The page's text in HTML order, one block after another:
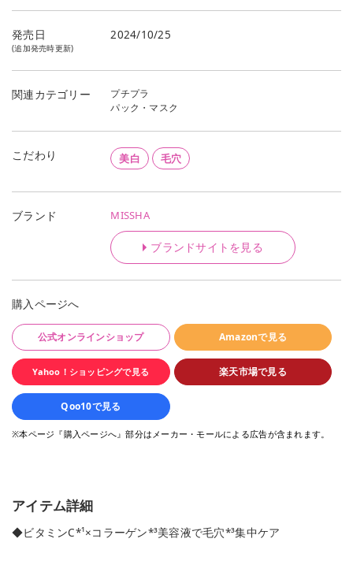
発売日
(追加発売時更新)
2024/10/25
関連カテゴリー
プチプラ
パック・マスク
こだわり 美白 毛穴
ブランド MISSHA
ブランドサイトを見る
購入ページへ
公式オンラインショップ Amazonで見る
Yahoo！ショッピングで見る 楽天市場で見る
Qoo10で見る
※本ページ『購入ページへ』部分はメーカー・モールによる広告が含まれます。
アイテム詳細
◆ビタミンC*¹×コラーゲン*³美容液で毛穴*³集中ケア